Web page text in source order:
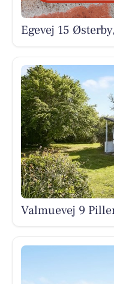
Egevej 15
Valmuevej 9